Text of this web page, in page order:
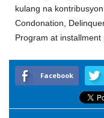
kulang na
Condonation,
Program at installment
Facebook